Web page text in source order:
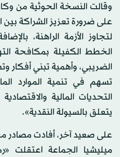
وقالت النسخة الحوثية من
على ضرورة تعزيز الشراكة
لتجاوز الأزمة الراهنة،
الخطط الكفيلة بمكافحة
الضريبي، وأهمية تبني أفكار
تسهم في تنمية الموارد
التحديات المالية
يتعلق بالسيولة النقدية».
على صعيد آخر، أفادت مصادر
ميليشيا الجماعة اعتقلت